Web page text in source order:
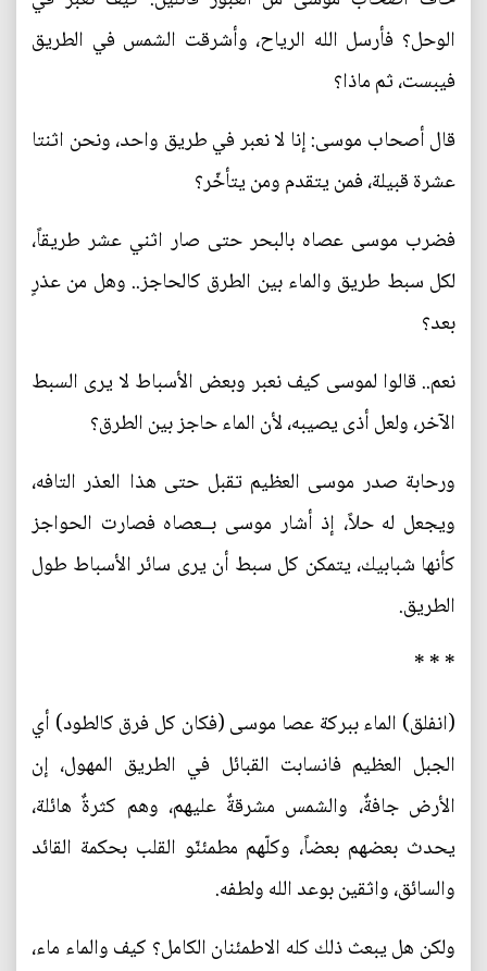
الوحل؟ فأرسل الله الرياح، وأشرقت الشمس في الطريق
فيبست، ثم ماذا؟
قال أصحاب موسى: إنا لا نعبر في طريق واحد، ونحن اثنتا
عشرة قبيلة، فمن يتقدم ومن يتأخّر؟
فضرب موسى عصاه بالبحر حتى صار اثني عشر طريقاً،
لكل سبط طريق والماء بين الطرق كالحاجز.. وهل من عذرٍ
بعد؟
نعم.. قالوا لموسى كيف نعبر وبعض الأسباط لا يرى السبط
الآخر، ولعل أذى يصيبه، لأن الماء حاجز بين الطرق؟
ورحابة صدر موسى العظيم تقبل حتى هذا العذر التافه،
ويجعل له حلاً، إذ أشار موسى بــعصاه فصارت الحواجز
كأنها شبابيك، يتمكن كل سبط أن يرى سائر الأسباط طول
الطريق.
* * *
(انفلق) الماء ببركة عصا موسى (فكان كل فرق كالطود) أي
الجبل العظيم فانسابت القبائل في الطريق المهول، إن
الأرض جافةٌ، والشمس مشرقةٌ عليهم، وهم كثرةٌ هائلة،
يحدث بعضهم بعضاً، وكلّهم مطمئنّو القلب بحكمة القائد
والسائق، واثقين بوعد الله ولطفه.
ولكن هل يبعث ذلك كله الاطمئنان الكامل؟ كيف والماء ماء،